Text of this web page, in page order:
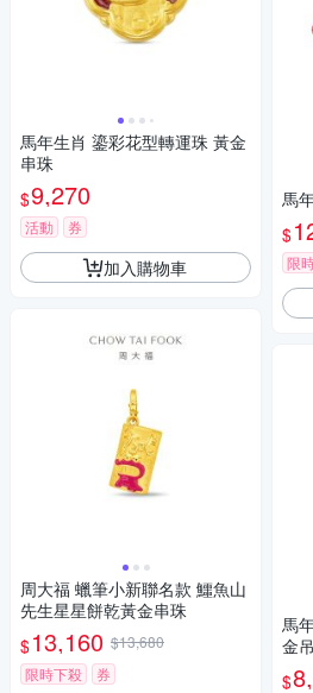
馬年生肖 鎏彩花型轉運珠 黃金
串珠
$9,270
活動 券
加入購物車
周大福 蠟筆小新聯名款 鱷魚山
先生星星餅乾黃金串珠
$13,160 $13,680
限時下殺
券
馬
$
限
馬
金
$